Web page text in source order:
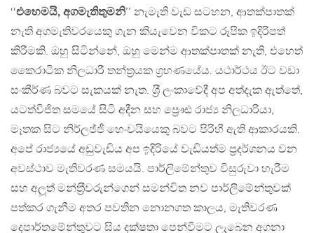
‘‘එහෙමයි, අගමැතිතුමනි’’ නැමැති වැඩ සටහන, ආතක්පාතක්
නැති අගමැතිවරයෙකු ගැන කියැවෙන විකට රූපික ඉදිරිපත්
කිරීමකි. ඔහු සිටින්නේ, ඔහු මෙන්ම ආතක්පාතක් නැති, එහෙත්
කෛරාටික නිලධාරී තන්ත‍්‍රයක ග‍්‍රහණයේය. යථාර්ථය ඊට වඩා
සංකීර්ණ බවට සැකයක් නැත. ශ‍්‍රී ලංකාවේදී අප අත්දැක ඇත්තේ,
යටත්විජිත සමයේ සිටි අදීන සහ ප්‍රෞඪ රාජ්‍ය නිලධාරියා,
මෑතක සිට නිර්ලජ්ජී හෙංචයියෙකු බවට පිරිහී ඇති ආකාරයකි.
අපේ රාජ්‍යයේ අඩුවැඩිය අප ඉදිරියේ වැඩියත්ම ප‍්‍රදර්ශනය වන
අවස්ථාව මැතිවරණ සමයයි. පාර්ලිමේන්තුව විසුරුවා හැරීම
සහ අලූත් මන්ත‍්‍රීවරුන්ගෙන් සමන්විත නව පාර්ලිමේන්තුවක්
පත්කර ගැනීම අතර පවතින නොනගත කාලය, මැතිවරණ
දෙපාර්තමේන්තුවට සිය දක්ෂතා පෙන්වීමට ලැබෙන අගනා